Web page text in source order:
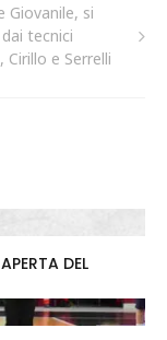
Giovanile, si
tecnici
Cirillo e Serrelli
DEL